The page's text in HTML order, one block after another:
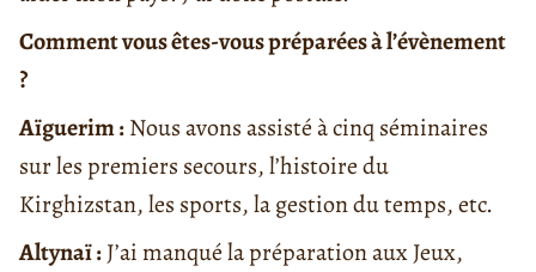
Comment vous êtes-vous préparées à l’évènement
?
Aïguerim :Nous avons assisté à cinq séminaires
sur les premiers secours, l’histoire du
Kirghizstan, les sports, la gestion du temps, etc.
Altynaï :J’ai manqué la préparation aux Jeux,